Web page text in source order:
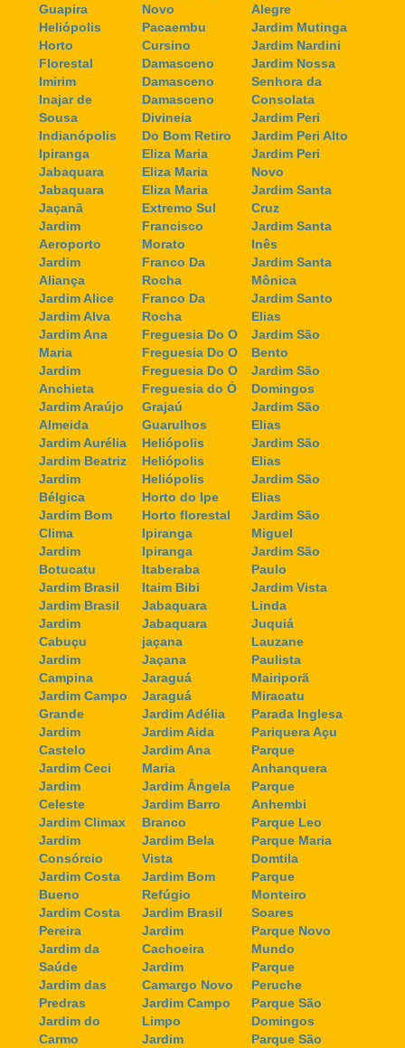
Guapira
Heliópolis
Horto
Florestal
Imirim
Inajar de
Sousa
Indianópolis
Ipiranga
Jabaquara
Jabaquara
Jaçanã
Jardim
Aeroporto
Jardim
Aliança
Jardim Alice
Jardim Alva
Jardim Ana
Maria
Jardim
Anchieta
Jardim Araújo
Almeida
Jardim Aurélia
Jardim Beatriz
Jardim
Bélgica
Jardim Bom
Clima
Jardim
Botucatu
Jardim Brasil
Jardim Brasil
Jardim
Cabuçu
Jardim
Campina
Jardim Campo
Grande
Jardim
Castelo
Jardim Ceci
Jardim
Celeste
Jardim Climax
Jardim
Consórcio
Jardim Costa
Bueno
Jardim Costa
Pereira
Jardim da
Saúde
Jardim das
Predras
Jardim do
Carmo
Novo
Pacaembu
Cursino
Damasceno
Damasceno
Damasceno
Divineia
Do Bom Retiro
Eliza Maria
Eliza Maria
Eliza Maria
Extremo Sul
Francisco
Morato
Franco Da
Rocha
Franco Da
Rocha
Freguesia Do O
Freguesia Do O
Freguesia Do O
Freguesia do Ó
Grajaú
Guarulhos
Heliópolis
Heliópolis
Heliópolis
Horto do Ipe
Horto florestal
Ipiranga
Ipiranga
Itaberaba
Itaim Bibi
Jabaquara
Jabaquara
jaçana
Jaçana
Jaraguá
Jaraguá
Jardim Adélia
Jardim Aida
Jardim Ana
Maria
Jardim Ângela
Jardim Barro
Branco
Jardim Bela
Vista
Jardim Bom
Refúgio
Jardim Brasil
Jardim
Cachoeira
Jardim
Camargo Novo
Jardim Campo
Limpo
Jardim
Alegre
Jardim Mutinga
Jardim Nardini
Jardim Nossa
Senhora da
Consolata
Jardim Peri
Jardim Peri Alto
Jardim Peri
Novo
Jardim Santa
Cruz
Jardim Santa
Inês
Jardim Santa
Mônica
Jardim Santo
Elias
Jardim São
Bento
Jardim São
Domingos
Jardim São
Elias
Jardim São
Elias
Jardim São
Elias
Jardim São
Miguel
Jardim São
Paulo
Jardim Vista
Linda
Juquiá
Lauzane
Paulista
Mairiporã
Miracatu
Parada Inglesa
Pariquera Açu
Parque
Anhanquera
Parque
Anhembi
Parque Leo
Parque Maria
Domtila
Parque
Monteiro
Soares
Parque Novo
Mundo
Parque
Peruche
Parque São
Domingos
Parque São